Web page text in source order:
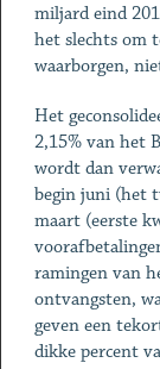
miljard eind
het slechts om
waarborgen,
Het
2,15% van het
wordt dan
begin juni (het
maart (eerste
ramingen van
ontvangsten,
geven een
dikke percent